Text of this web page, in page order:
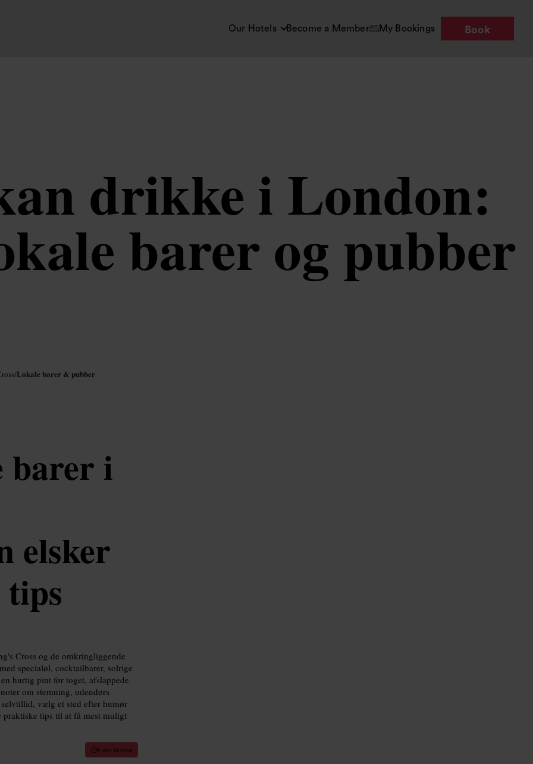
Our Hotels Become a Member My Bookings Book
drikke i London:
barer og pubber
/Lokale barer & pubber
barer i
elsker
Cross og de omkringliggende
specialøl, cocktailbarer, solrige
hurtig pint før toget, afslappede
om stemning, udendørs
vælg et sted efter humør
praktiske tips til at få mest muligt
6 min læsning